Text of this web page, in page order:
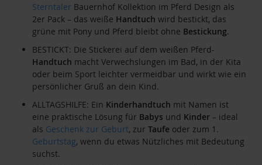
Sterntaler Bauernhof Kollektion im Pferd Design als
2er Pack – das weiße Handtuch wird bestickt, das
grüne mit Pony und Pferd bleibt ohne Bestickung.
BESTICKT: Die Stickerei auf dem weißen Pferd-
Handtuch macht Verwechslungen im Bad, in der Kita
oder beim Sport leichter vermeidbar und wirkt wie ein
persönlicher Gruß an dein Kind.
ALLTAGSHILFE: Ein Kinderhandtuch mit Namen ist
eine praktische Lösung für Babys und Kinder – ideal
als Geschenk zur Geburt, zur Taufe oder zum 1.
Geburtstag, wenn du etwas Nützliches mit Bedeutung
suchst.